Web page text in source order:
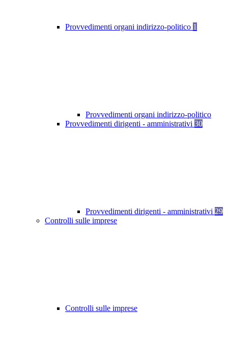
Provvedimenti organi indirizzo-politico 1
Provvedimenti organi indirizzo-politico
Provvedimenti dirigenti - amministrativi 30
Provvedimenti dirigenti - amministrativi 29
Controlli sulle imprese
Controlli sulle imprese